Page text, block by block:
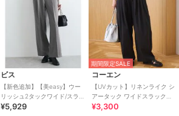
ビス
【新色追加】【美easy】ウー
リッシュ2タックワイド/スラッ
クスパンツ【洗える】
¥5,929
期間限定SALE
コーエン
【UVカット】リネンライク シ
アータック ワイドスラックス
（インフルエンサー紹介アイ
¥3,300